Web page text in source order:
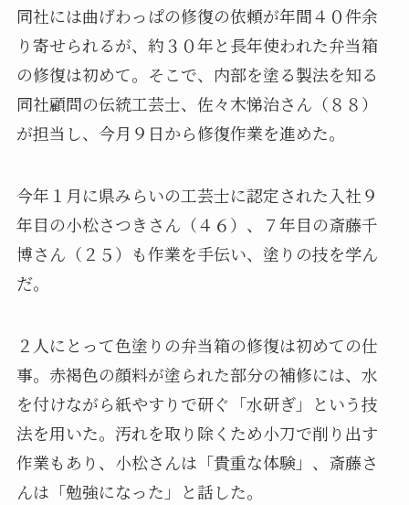
同社には曲げわっぱの修復の依頼が年間４０件余
り寄せられるが、約３０年と長年使われた弁当箱
の修復は初めて。そこで、内部を塗る製法を知る
同社顧問の伝統工芸士、佐々木悌治さん（８８）
が担当し、今月９日から修復作業を進めた。
今年１月に県みらいの工芸士に認定された入社９
年目の小松さつきさん（４６）、７年目の斎藤千
博さん（２５）も作業を手伝い、塗りの技を学ん
だ。
２人にとって色塗りの弁当箱の修復は初めての仕
事。赤褐色の顔料が塗られた部分の補修には、水
を付けながら紙やすりで研ぐ「水研ぎ」という技
法を用いた。汚れを取り除くため小刀で削り出す
作業もあり、小松さんは「貴重な体験」、斎藤さ
んは「勉強になった」と話した。